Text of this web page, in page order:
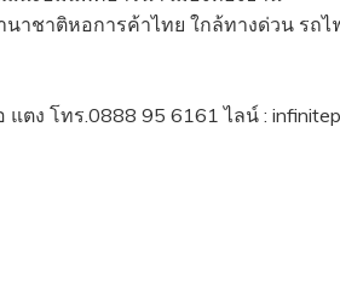
นาชาติหอการค้าไทย ใกล้ทางด่วน รถ
แตง โทร.0888 95 6161 ไลน์ :